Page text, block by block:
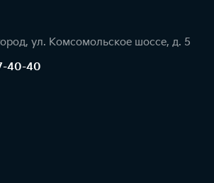
ул. Комсомольское шоссе, д. 5
40-40